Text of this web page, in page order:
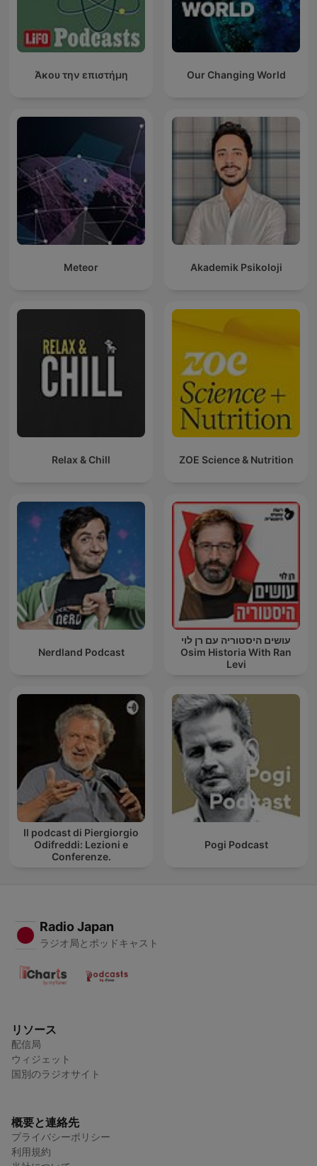
Άκου την επιστήμη Our Changing World
Meteor Akademik Psikoloji
Relax & Chill ZOE Science & Nutrition
Nerdland Podcast
עושים היסטוריה עם רן לוי
Osim Historia With Ran
Levi
Il podcast di Piergiorgio
Odifreddi: Lezioni e
Conferenze.
Pogi Podcast
Radio Japan
ラジオ局とポッドキャスト
リソース
配信局
ウィジェット
国別のラジオサイト
概要と連絡先
プライバシーポリシー
利用規約